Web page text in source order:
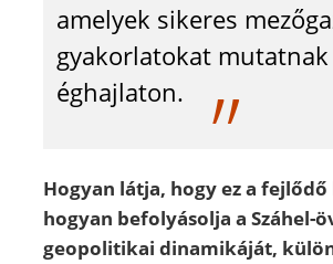
amelyek sikeres
gyakorlatokat mutatnak
éghajlaton.
Hogyan látja, hogy ez a
hogyan befolyásolja a Száhel-
geopolitikai dinamikáját,